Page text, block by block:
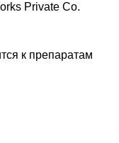
Private Co.
к препаратам